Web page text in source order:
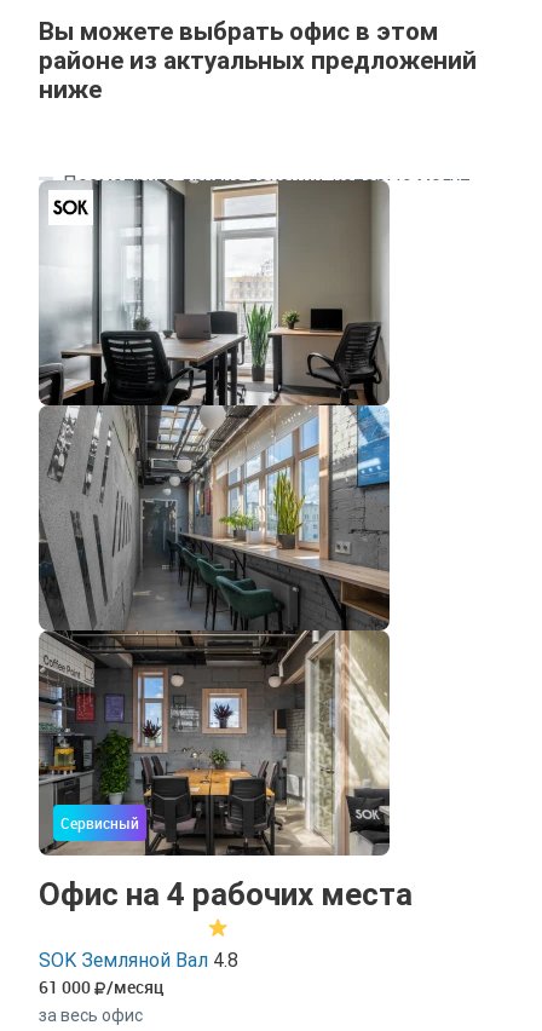
Вы можете выбрать офис в этом
районе из актуальных предложений
ниже
Посмотрите другие локации, которые могут
подходить под ваш запрос
Сервисный
Офис на 4 рабочих места
SOK Земляной Вал 4.8
61 000 /месяц
за весь офис